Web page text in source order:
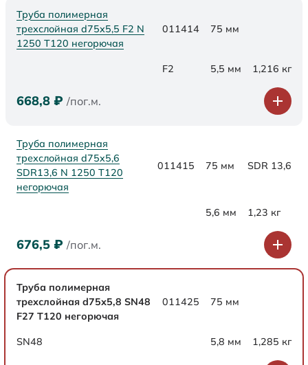
Труба полимерная
трехслойная d75x5,5 F2 N
1250 Т120 негорючая
011414 75 мм
F2 5,5 мм 1,216 кг
668,8 ₽ /пог.м.
Труба полимерная
трехслойная d75x5,6
SDR13,6 N 1250 Т120
негорючая
011415 75 мм SDR 13,6
5,6 мм 1,23 кг
676,5 ₽ /пог.м.
Труба полимерная
трехслойная d75х5,8 SN48
F27 Т120 негорючая
011425 75 мм
SN48 5,8 мм 1,285 кг